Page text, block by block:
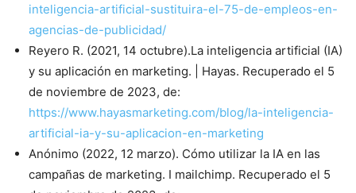
inteligencia-artificial-sustituira-el-75-de-empleos-en-
agencias-de-publicidad/
Reyero R. (2021, 14 octubre).La inteligencia artificial (IA)
y su aplicación en marketing. | Hayas. Recuperado el 5
de noviembre de 2023, de:
https://www.hayasmarketing.com/blog/la-inteligencia-
artificial-ia-y-su-aplicacion-en-marketing
Anónimo (2022, 12 marzo). Cómo utilizar la IA en las
campañas de marketing. I mailchimp. Recuperado el 5